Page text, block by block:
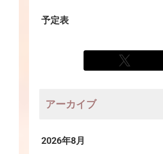
予定表
アーカイブ
2026年8月